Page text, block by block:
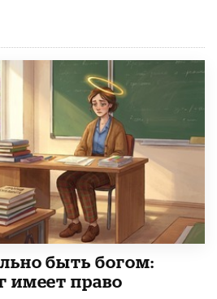
быть богом:
имеет право